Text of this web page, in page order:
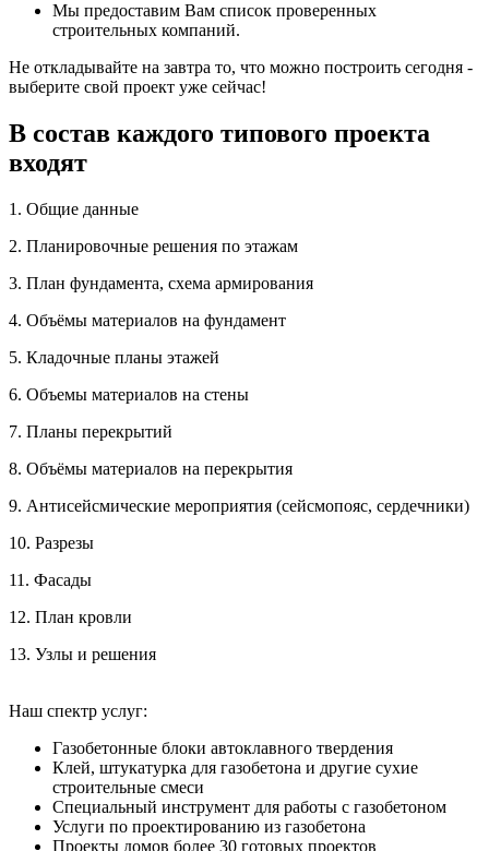
Мы предоставим Вам список проверенных
строительных компаний.
Не откладывайте на завтра то, что можно построить сегодня -
выберите свой проект уже сейчас!
В состав каждого типового проекта
входят
1. Общие данные
2. Планировочные решения по этажам
3. План фундамента, схема армирования
4. Объёмы материалов на фундамент
5. Кладочные планы этажей
6. Объемы материалов на стены
7. Планы перекрытий
8. Объёмы материалов на перекрытия
9. Антисейсмические мероприятия (сейсмопояс, сердечники)
10. Разрезы
11. Фасады
12. План кровли
13. Узлы и решения
Наш спектр услуг:
Газобетонные блоки автоклавного твердения
Клей, штукатурка для газобетона и другие сухие
строительные смеси
Специальный инструмент для работы с газобетоном
Услуги по проектированию из газобетона
Проекты домов более 30 готовых проектов